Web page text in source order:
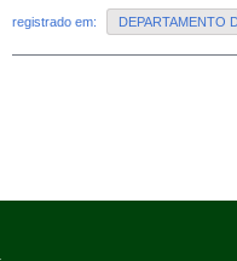
registrado em: DEPARTAMENTO